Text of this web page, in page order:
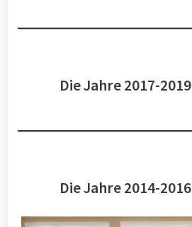
Die Jahre 2017-
Die Jahre 2014-